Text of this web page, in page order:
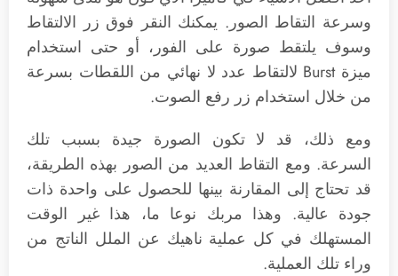
وسرعة التقاط الصور. يمكنك النقر فوق زر الالتقاط
وسوف يلتقط صورة على الفور، أو حتى استخدام
ميزة Burst لالتقاط عدد لا نهائي من اللقطات بسرعة
من خلال استخدام زر رفع الصوت.
ومع ذلك، قد لا تكون الصورة جيدة بسبب تلك
السرعة. ومع التقاط العديد من الصور بهذه الطريقة،
قد تحتاج إلى المقارنة بينها للحصول على واحدة ذات
جودة عالية. وهذا مربك نوعا ما، هذا غير الوقت
المستهلك في كل عملية ناهيك عن الملل الناتج من
وراء تلك العملية.